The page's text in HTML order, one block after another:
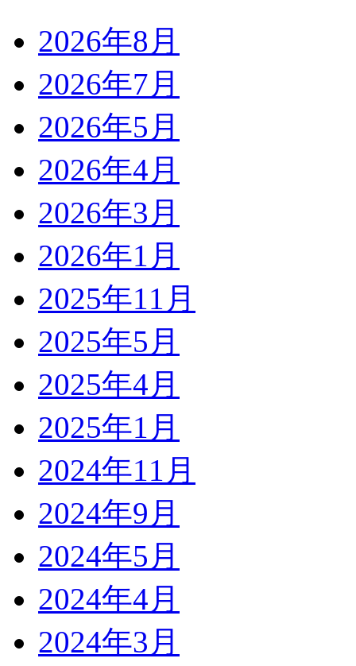
2026年8月
2026年7月
2026年5月
2026年4月
2026年3月
2026年1月
2025年11月
2025年5月
2025年4月
2025年1月
2024年11月
2024年9月
2024年5月
2024年4月
2024年3月